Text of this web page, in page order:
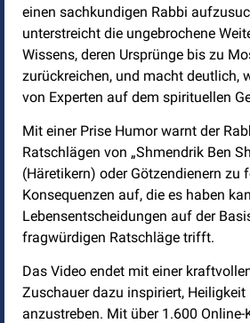
einen sachkundigen Rabbi
unterstreicht die ungebrochene
Wissens, deren Ursprünge bis zu
zurückreichen, und macht deutlich,
von Experten auf dem spirituellen
Mit einer Prise Humor warnt der
Ratschlägen von „Shmendrik Ben
(Häretikern) oder Götzendienern zu
Konsequenzen auf, die es haben
Lebensentscheidungen auf der
fragwürdigen Ratschläge trifft.
Das Video endet mit einer
Zuschauer dazu inspiriert, Heiligkeit
anzustreben. Mit über 1.600 Online-